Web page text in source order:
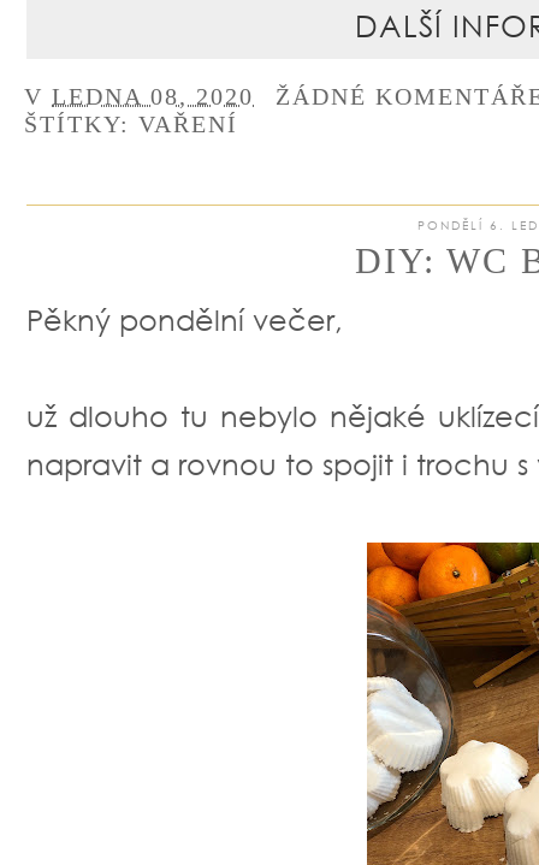
DALŠÍ
V LEDNA 08, 2020
ŽÁDNÉ
ŠTÍTKY: VAŘENÍ
PONDĚLÍ 6.
DIY: WC
Pěkný pondělní večer,
už dlouho tu nebylo nějaké
napravit a rovnou to spojit i trochu